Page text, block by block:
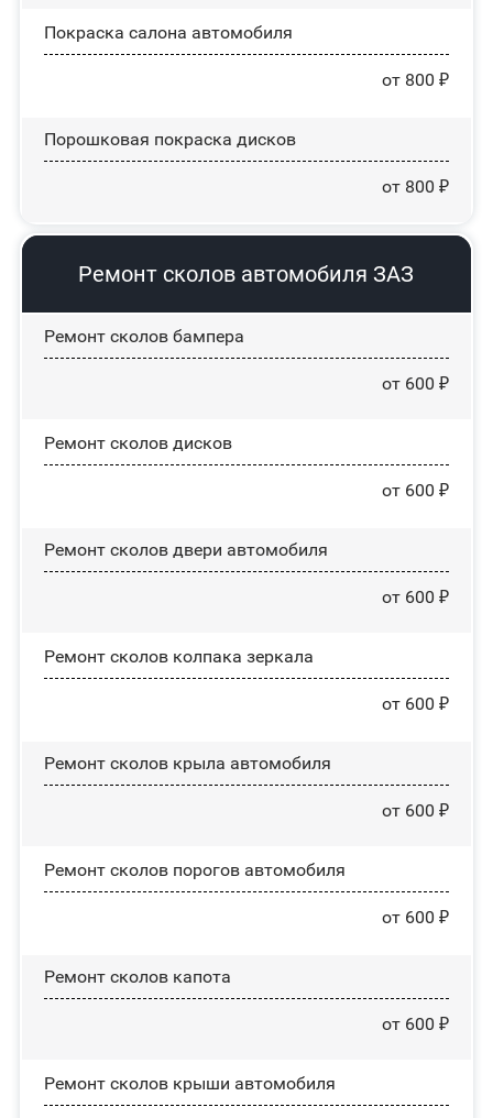
Покраска салона автомобиля
от 800 ₽
Порошковая покраска дисков
от 800 ₽
Ремонт сколов автомобиля ЗАЗ
Ремонт сколов бампера
от 600 ₽
Ремонт сколов дисков
от 600 ₽
Ремонт сколов двери автомобиля
от 600 ₽
Ремонт сколов колпака зеркала
от 600 ₽
Ремонт сколов крыла автомобиля
от 600 ₽
Ремонт сколов порогов автомобиля
от 600 ₽
Ремонт сколов капота
от 600 ₽
Ремонт сколов крыши автомобиля